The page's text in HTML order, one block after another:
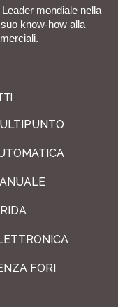
mondiale nella
know-how alla
FORI